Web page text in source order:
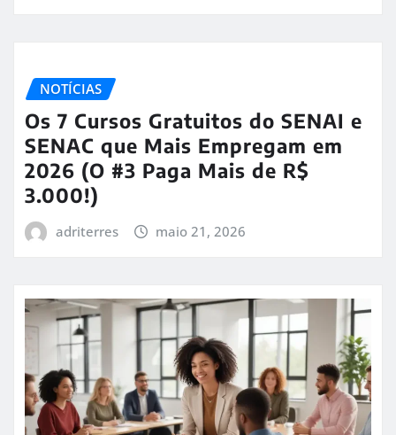
NOTÍCIAS
Os 7 Cursos Gratuitos do SENAI e
SENAC que Mais Empregam em
2026 (O #3 Paga Mais de R$
3.000!)
adriterres maio 21, 2026